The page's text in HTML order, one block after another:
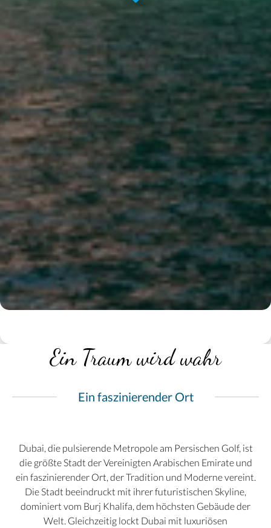
Ein Traum wird wahr
Ein faszinierender Ort
Dubai, die pulsierende Metropole am Persischen Golf, ist
die größte Stadt der Vereinigten Arabischen Emirate und
ein faszinierender Ort, der Tradition und Moderne vereint.
Die Stadt beeindruckt mit ihrer futuristischen Skyline,
dominiert vom Burj Khalifa, dem höchsten Gebäude der
Welt. Gleichzeitig lockt Dubai mit luxuriösen